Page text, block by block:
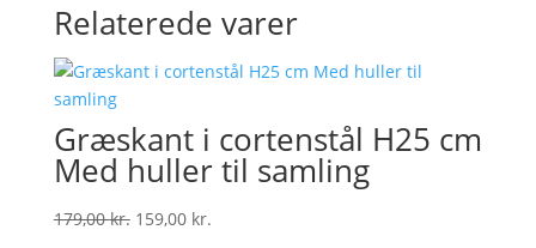
Relaterede varer
Græskant i cortenstål H25 cm
Med huller til samling
179,00kr. Original
159,00 kr.Current